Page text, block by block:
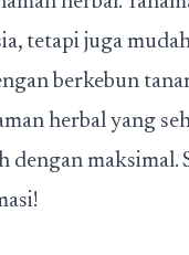
tetapi juga
berkebun
herbal yang
dengan maksimal.